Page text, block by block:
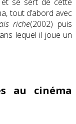
se sert de cette
tout d’abord avec
riche(2002) puis
lequel il joue un
au cinéma